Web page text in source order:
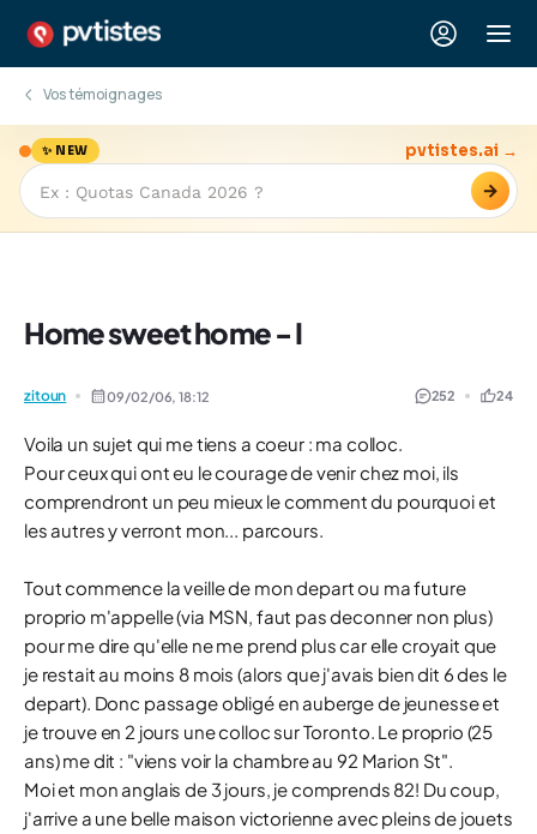
Vos témoignages
✨ NEW
→
pvtistes.ai →
Home sweet home - I
zitoun 09/02/06,18:12 252 24
Voila un sujet qui me tiens a coeur : ma colloc.
Pour ceux qui ont eu le courage de venir chez moi, ils
comprendront un peu mieux le comment du pourquoi et
les autres y verront mon... parcours.
Tout commence la veille de mon depart ou ma future
proprio m'appelle (via MSN, faut pas deconner non plus)
pour me dire qu'elle ne me prend plus car elle croyait que
je restait au moins 8 mois (alors que j'avais bien dit 6 des le
depart). Donc passage obligé en auberge de jeunesse et
je trouve en 2 jours une colloc sur Toronto. Le proprio (25
ans) me dit : "viens voir la chambre au 92 Marion St".
Moi et mon anglais de 3 jours, je comprends 82! Du coup,
j'arrive a une belle maison victorienne avec pleins de jouets